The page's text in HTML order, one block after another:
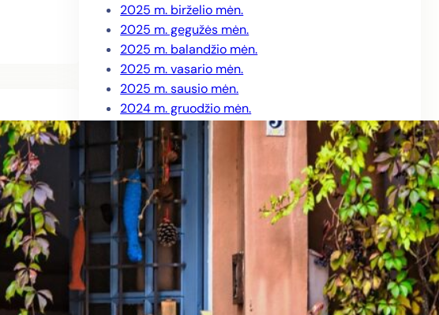
2025 m. birželio mėn.
2025 m. gegužės mėn.
2025 m. balandžio mėn.
2025 m. vasario mėn.
2025 m. sausio mėn.
2024 m. gruodžio mėn.
2024 m. lapkričio mėn.
2024 m. spalio mėn.
2024 m. rugsėjo mėn.
2024 m. rugpjūčio mėn.
2024 m. birželio mėn.
2024 m. gegužės mėn.
2024 m. balandžio mėn.
2024 m. kovo mėn.
2024 m. vasario mėn.
2024 m. sausio mėn.